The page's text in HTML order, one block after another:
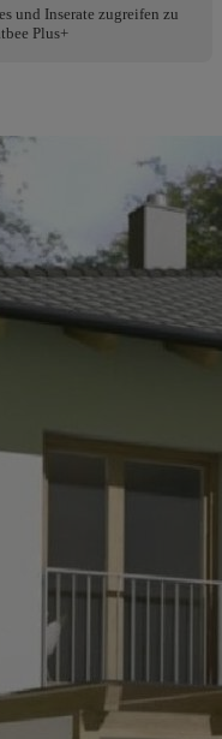
und Inserate zugreifen zu
Plus+